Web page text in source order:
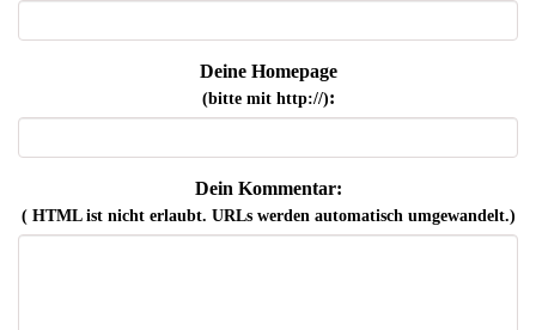
Deine Homepage
(bitte mit http://):
Dein Kommentar:
( HTML ist nichterlaubt. URLs werden automatisch umgewandelt.)